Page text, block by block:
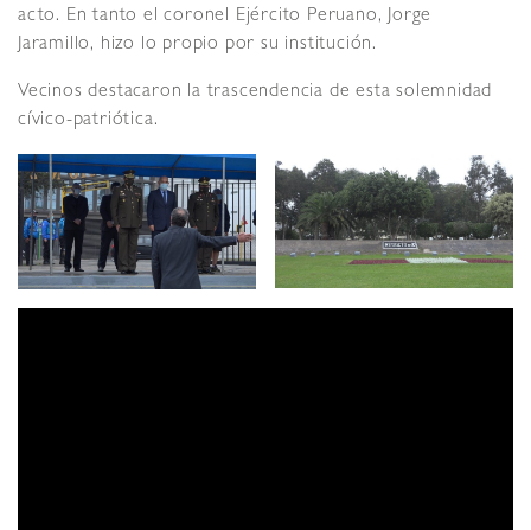
acto. En tanto el coronel Ejército Peruano, Jorge
Jaramillo, hizo lo propio por su institución.
Vecinos destacaron la trascendencia de esta solemnidad
cívico-patriótica.